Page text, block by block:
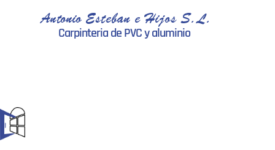
Antonio Esteban e Hijos S.L.
Carpinteria de PVC y aluminio